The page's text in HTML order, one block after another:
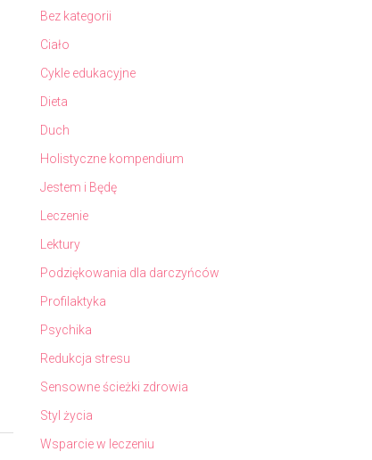
Bez kategorii
Ciało
Cykle edukacyjne
Dieta
Duch
Holistyczne kompendium
Jestem i Będę
Leczenie
Lektury
Podziękowania dla darczyńców
Profilaktyka
Psychika
Redukcja stresu
Sensowne ścieżki zdrowia
Styl życia
Wsparcie w leczeniu